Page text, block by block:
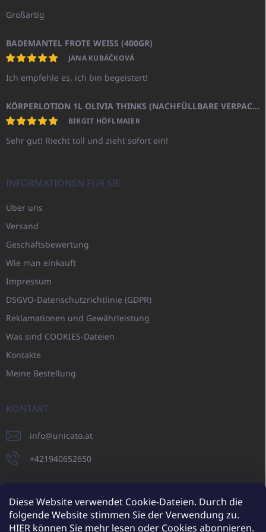
Diese Website verwendet Cookie-Dateien. Durch die
folgende Website stimmen Sie der Verwendung zu.
HIER können Sie mehr lesen oder Cookies abonnieren.
Großartig
BADEMANTEL FROTE WEISS (400GR)
JANA KUBÁČKOVÁ
Ich empfehle es, ich bin begeistert!
KÖRPERLOTION 1L OLIVIA THINKS (NACHFÜLLBARE VERPACKUNG)
BIRGIT HÖFLMAIER
Sehr gut! Riecht toll und zieht sofort ein!
INFORMATIONEN FÜR SIE
Über uns
Versand
Geschäftsbewertung
Wie man einkauft
Impressum
DSGVO-Datenschutzrichtlinie (GDPR)
Reklamationen und Gewährleistung
Was sind COOKIES-Dateien
Kontakte
Meine Bestellung
KONTAKT
info@unicato.at
+421940652650
UNICATO.sk UNICATOshop.cz UNICATO.at UNICATO.hu